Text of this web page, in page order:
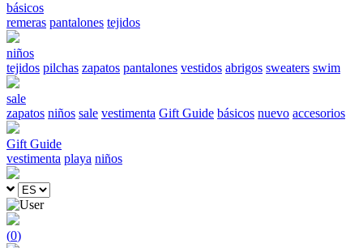
básicos
remeras pantalones tejidos
niños
tejidos pilchas zapatos pantalones vestidos abrigos sweaters swim
sale
zapatos niños sale vestimenta Gift Guide básicos nuevo accesorios
Gift Guide
vestimenta playa niños
(0)